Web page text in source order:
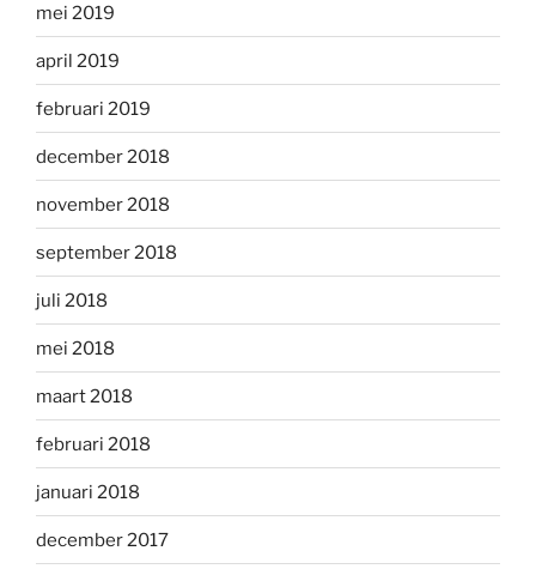
mei 2019
april 2019
februari 2019
december 2018
november 2018
september 2018
juli 2018
mei 2018
maart 2018
februari 2018
januari 2018
december 2017